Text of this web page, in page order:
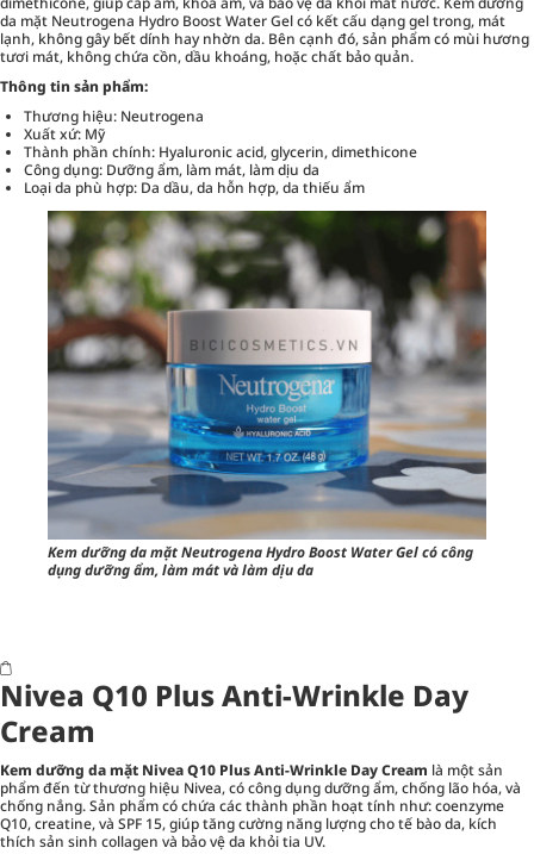
da mặt Neutrogena Hydro Boost Water Gel có kết cấu dạng gel trong, mát
lạnh, không gây bết dính hay nhờn da. Bên cạnh đó, sản phẩm có mùi hương
tươi mát, không chứa cồn, dầu khoáng, hoặc chất bảo quản.
Thông tin sản phẩm:
Thương hiệu: Neutrogena
Xuất xứ: Mỹ
Thành phần chính: Hyaluronic acid, glycerin, dimethicone
Công dụng: Dưỡng ẩm, làm mát, làm dịu da
Loại da phù hợp: Da dầu, da hỗn hợp, da thiếu ẩm
Kem dưỡng da mặt Neutrogena Hydro Boost Water Gel có công
dụng dưỡng ẩm, làm mát và làm dịu da
Nivea Q10 Plus Anti-Wrinkle Day
Cream
Kem dưỡng da mặt Nivea Q10 Plus Anti-Wrinkle Day Cream là một sản
phẩm đến từ thương hiệu Nivea, có công dụng dưỡng ẩm, chống lão hóa, và
chống nắng. Sản phẩm có chứa các thành phần hoạt tính như: coenzyme
Q10, creatine, và SPF 15, giúp tăng cường năng lượng cho tế bào da, kích
thích sản sinh collagen và bảo vệ da khỏi tia UV.